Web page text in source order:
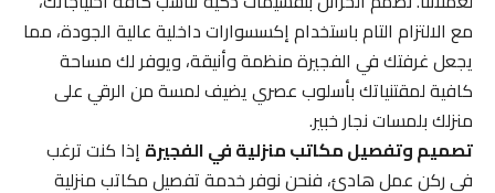
مع الالتزام التام باستخدام إكسسوارات داخلية عالية الجودة، مما
يجعل غرفتك في الفجيرة منظمة وأنيقة، ويوفر لك مساحة
كافية لمقتنياتك بأسلوب عصري يضيف لمسة من الرقي على
منزلك بلمسات نجار خبير.
تصميم وتفصيل مكاتب منزلية في الفجيرةإذا كنت ترغب
في ركن عمل هادئ، فنحن نوفر خدمة تفصيل مكاتب منزلية